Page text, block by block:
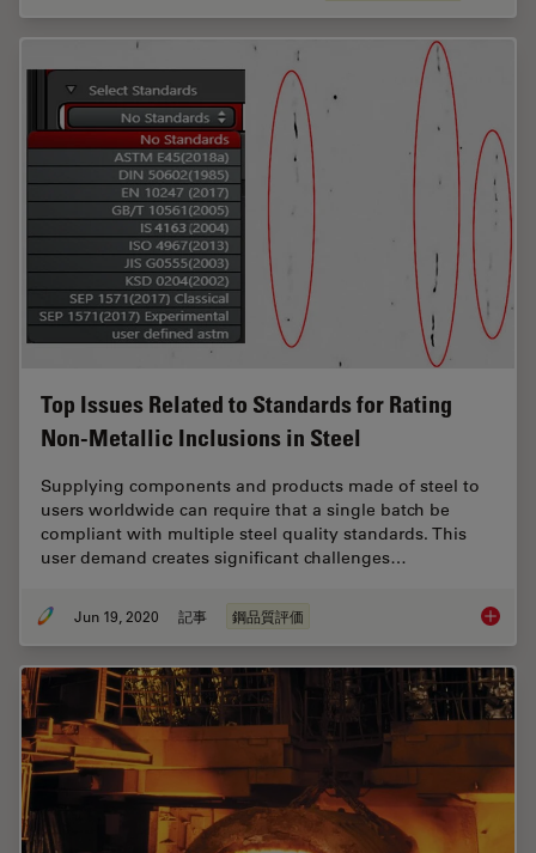
Top Issues Related to Standards for Rating
Non-Metallic Inclusions in Steel
Supplying components and products made of steel to
users worldwide can require that a single batch be
compliant with multiple steel quality standards. This
user demand creates significant challenges…
Jun 19, 2020 記事 鋼品質評価 Top